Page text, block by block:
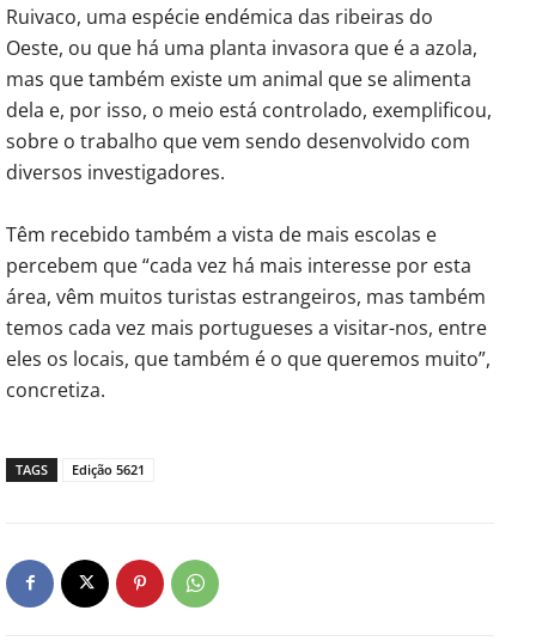
Ruivaco, uma espécie endémica das ribeiras do
Oeste, ou que há uma planta invasora que é a azola,
mas que também existe um animal que se alimenta
dela e, por isso, o meio está controlado, exemplificou,
sobre o trabalho que vem sendo desenvolvido com
diversos investigadores.
Têm recebido também a vista de mais escolas e
percebem que “cada vez há mais interesse por esta
área, vêm muitos turistas estrangeiros, mas também
temos cada vez mais portugueses a visitar-nos, entre
eles os locais, que também é o que queremos muito”,
concretiza.
TAGS Edição 5621